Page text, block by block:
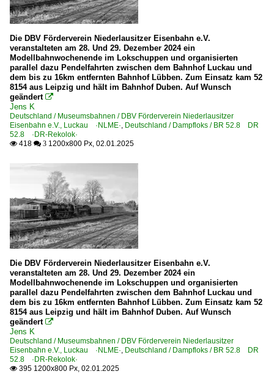
Die DBV Förderverein Niederlausitzer Eisenbahn e.V.
veranstalteten am 28. Und 29. Dezember 2024 ein
Modellbahnwochenende im Lokschuppen und organisierten
parallel dazu Pendelfahrten zwischen dem Bahnhof Luckau und
dem bis zu 16km entfernten Bahnhof Lübben. Zum Einsatz kam 52
8154 aus Leipzig und hält im Bahnhof Duben. Auf Wunsch
geändert 
Jens K
Deutschland / Museumsbahnen / DBV Förderverein Niederlausitzer
Eisenbahn e.V., Luckau ·NLME·, Deutschland / Dampfloks / BR 52.8 DR
52.8 ·DR-Rekolok·
 418  3 1200x800 Px, 02.01.2025
Die DBV Förderverein Niederlausitzer Eisenbahn e.V.
veranstalteten am 28. Und 29. Dezember 2024 ein
Modellbahnwochenende im Lokschuppen und organisierten
parallel dazu Pendelfahrten zwischen dem Bahnhof Luckau und
dem bis zu 16km entfernten Bahnhof Lübben. Zum Einsatz kam 52
8154 aus Leipzig und hält im Bahnhof Duben. Auf Wunsch
geändert 
Jens K
Deutschland / Museumsbahnen / DBV Förderverein Niederlausitzer
Eisenbahn e.V., Luckau ·NLME·, Deutschland / Dampfloks / BR 52.8 DR
52.8 ·DR-Rekolok·
 395 1200x800 Px, 02.01.2025